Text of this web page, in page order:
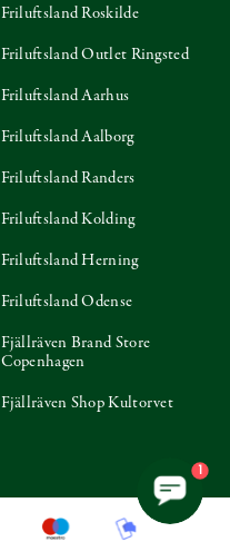
Friluftsland Roskilde
Friluftsland Outlet Ringsted
Friluftsland Aarhus
Friluftsland Aalborg
Friluftsland Randers
Friluftsland Kolding
Friluftsland Herning
Friluftsland Odense
Fjällräven Brand Store
Copenhagen
Fjällräven Shop Kultorvet
1